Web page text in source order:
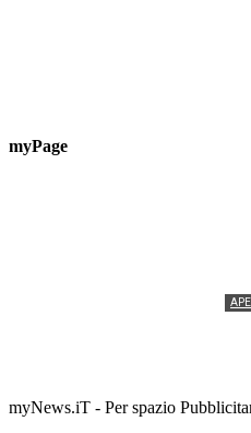
myPage
myNews.iT - Per spazio